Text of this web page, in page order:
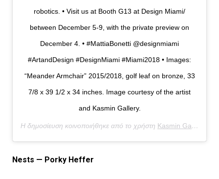
robotics. • Visit us at Booth G13 at Design Miami/
between December 5-9, with the private preview on
December 4. • #MattiaBonetti @designmiami
#ArtandDesign #DesignMiami #Miami2018 • Images:
“Meander Armchair” 2015/2018, golf leaf on bronze, 33
7/8 x 39 1/2 x 34 inches. Image courtesy of the artist
and Kasmin Gallery.
Η δημοσίευση κοινοποιήθηκε από το χρήστη Kasmin Gallery
Nests — Porky Heffer